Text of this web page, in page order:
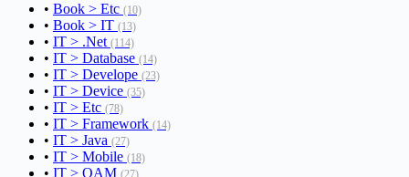
• Book > Etc (10)
• Book > IT (13)
• IT > .Net (114)
• IT > Database (14)
• IT > Develope (23)
• IT > Device (35)
• IT > Etc (78)
• IT > Framework (14)
• IT > Java (27)
• IT > Mobile (18)
• IT > OAM